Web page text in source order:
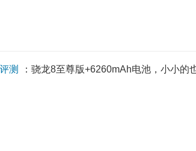
评测 ：骁龙8至尊版+6260mAh电池，小小的